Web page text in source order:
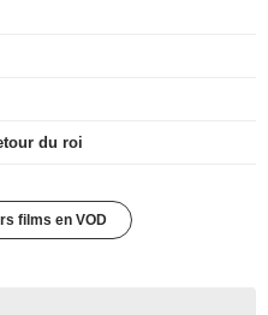
du roi
films en VOD